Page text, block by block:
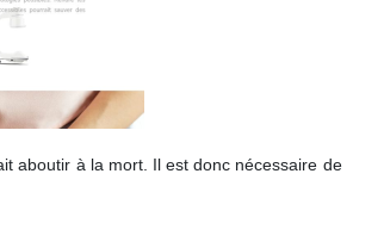
aboutir à la mort. Il est donc nécessaire de